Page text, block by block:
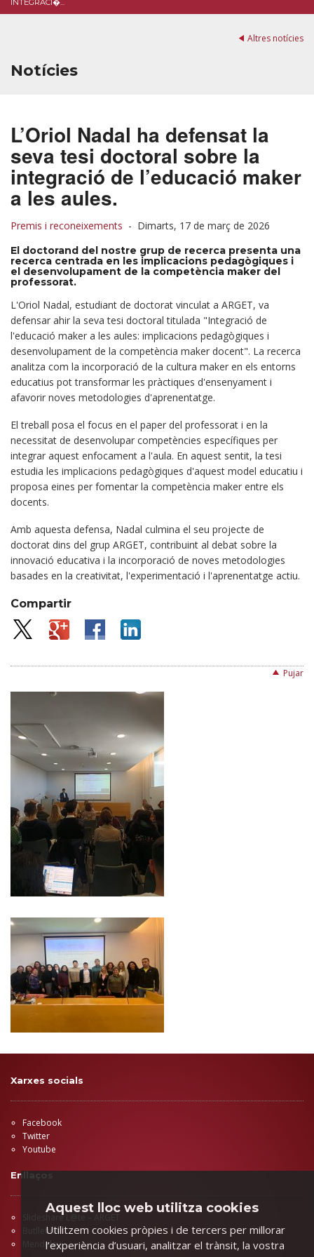
INTEGRACI�...
Altres notícies
Notícies
L’Oriol Nadal ha defensat la
seva tesi doctoral sobre la
integració de l’educació maker
a les aules.
Premis i reconeixements - Dimarts, 17 de març de 2026
El doctorand del nostre grup de recerca presenta una
recerca centrada en les implicacions pedagògiques i
el desenvolupament de la competència maker del
professorat.
L'Oriol Nadal, estudiant de doctorat vinculat a ARGET, va
defensar ahir la seva tesi doctoral titulada "Integració de
l'educació maker a les aules: implicacions pedagògiques i
desenvolupament de la competència maker docent". La recerca
analitza com la incorporació de la cultura maker en els entorns
educatius pot transformar les pràctiques d'ensenyament i
afavorir noves metodologies d'aprenentatge.
El treball posa el focus en el paper del professorat i en la
necessitat de desenvolupar competències específiques per
integrar aquest enfocament a l'aula. En aquest sentit, la tesi
estudia les implicacions pedagògiques d'aquest model educatiu i
proposa eines per fomentar la competència maker entre els
docents.
Amb aquesta defensa, Nadal culmina el seu projecte de
doctorat dins del grup ARGET, contribuint al debat sobre la
innovació educativa i la incorporació de noves metodologies
basades en la creativitat, l'experimentació i l'aprenentatge actiu.
Compartir
Pujar
Xarxes socials
Facebook
Twitter
Youtube
Enllaços
Slideshare L@te – ARGET
Butlletins
Mendeley
Aquest lloc web utilitza cookies
Utilitzem cookies pròpies i de tercers per millorar
l’experiència d’usuari, analitzar el trànsit, la vostra